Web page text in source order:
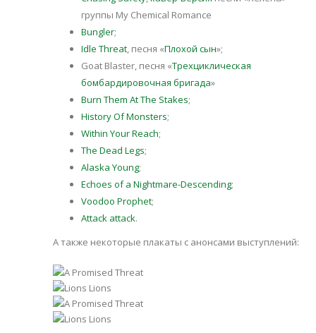
группы My Chemical Romance
Bungler;
Idle Threat , песня «Плохой сын»;
Goat Blaster, песня «Трехциклическая
бомбардировочная бригада»
Burn Them At The Stakes;
History Of Monsters;
Within Your Reach;
The Dead Legs;
Alaska Young;
Echoes of a Nightmare-Descending;
Voodoo Prophet;
Attack attack.
А также некоторые плакаты с анонсами выступлений: